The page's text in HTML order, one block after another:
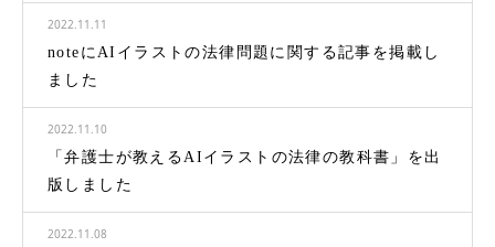
2022.11.11
noteにAIイラストの法律問題に関する記事を掲載し
ました
2022.11.10
「弁護士が教えるAIイラストの法律の教科書」を出
版しました
2022.11.08